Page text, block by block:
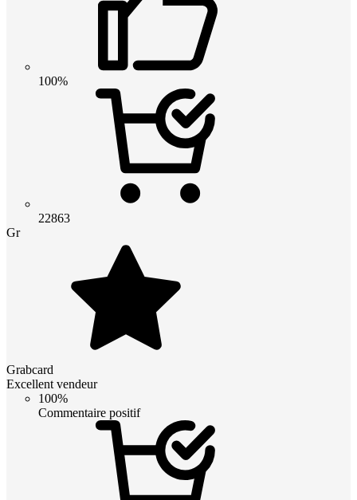
100%
22863
Gr
Grabcard
Excellent vendeur
100%
Commentaire positif